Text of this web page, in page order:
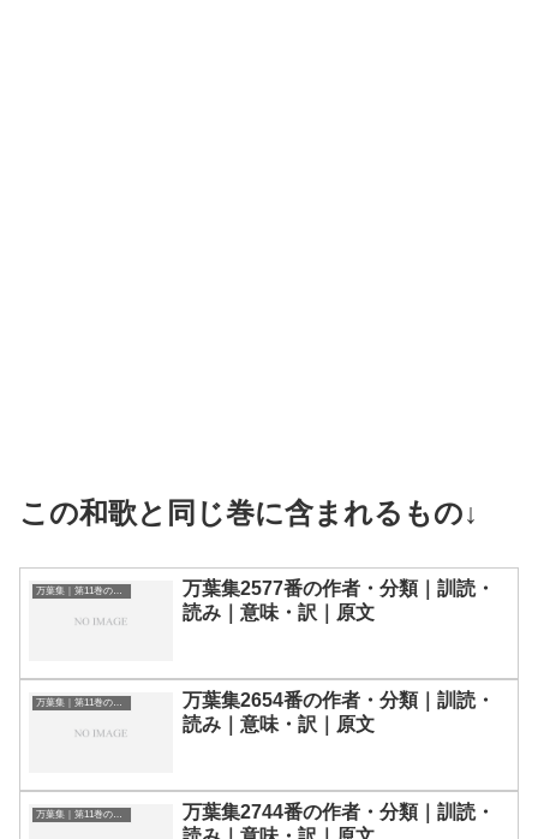
この和歌と同じ巻に含まれるもの↓
万葉集｜第11巻の和歌一覧
万葉集2577番の作者・分類｜訓読・
読み｜意味・訳｜原文
万葉集｜第11巻の和歌一覧
万葉集2654番の作者・分類｜訓読・
読み｜意味・訳｜原文
万葉集｜第11巻の和歌一覧
万葉集2744番の作者・分類｜訓読・